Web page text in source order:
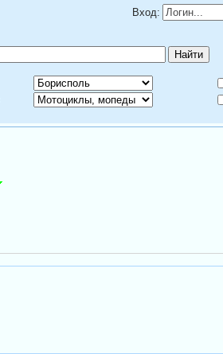
Вход: